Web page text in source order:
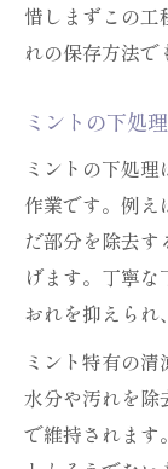
惜しまずこの
れの保存方法で
ミントの下処
ミントの下処
作業です。例
だ部分を除去
げます。丁寧
おれを抑えられ
ミント特有の
水分や汚れを除
で維持されます